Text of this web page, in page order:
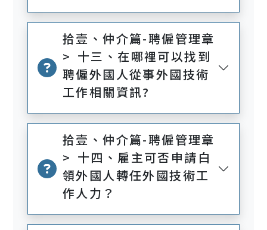
拾壹、仲介篇-聘僱管理章
> 十三、在哪裡可以找到
聘僱外國人從事外國技術
工作相關資訊?
拾壹、仲介篇-聘僱管理章
> 十四、雇主可否申請白
領外國人轉任外國技術工
作人力？